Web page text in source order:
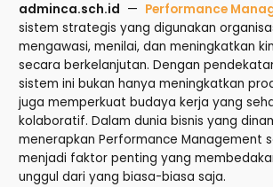
adminca.sch.id — Performance
sistem strategis yang digunakan
mengawasi, menilai, dan meningkatkan
secara berkelanjutan. Dengan
sistem ini bukan hanya meningkatkan
juga memperkuat budaya kerja yang
kolaboratif. Dalam dunia bisnis yang
menerapkan Performance Management
menjadi faktor penting yang
unggul dari yang biasa-biasa saja.